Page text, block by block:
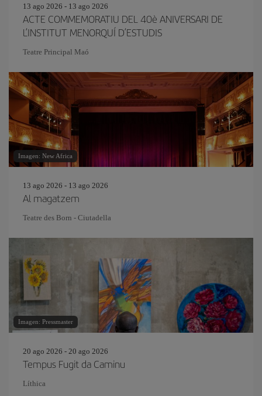
13 ago 2026 - 13 ago 2026
ACTE COMMEMORATIU DEL 40è ANIVERSARI DE
L’INSTITUT MENORQUÍ D’ESTUDIS
Teatre Principal Maó
Imagen: New Africa
13 ago 2026 - 13 ago 2026
Al magatzem
Teatre des Born - Ciutadella
Imagen: Pressmaster
20 ago 2026 - 20 ago 2026
Tempus Fugit da Caminu
Líthica